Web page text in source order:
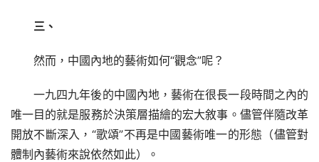
三、
然而，中國內地的藝術如何“觀念”呢？
一九四九年後的中國內地，藝術在很長一段時間之內的
唯一目的就是服務於決策層描繪的宏大敘事。儘管伴隨改革
開放不斷深入，“歌頌”不再是中國藝術唯一的形態（儘管對
體制內藝術來說依然如此）。